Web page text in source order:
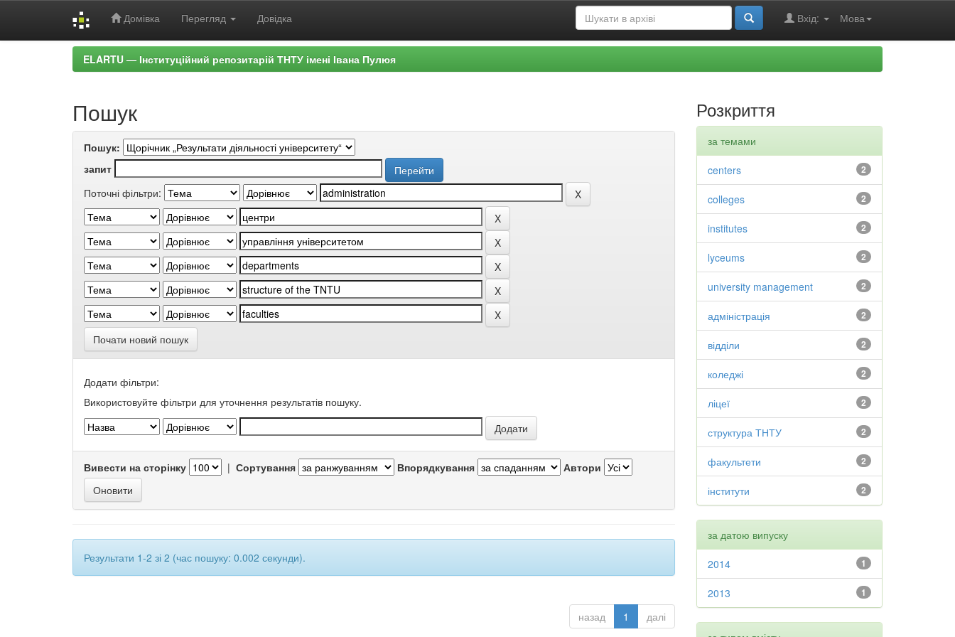
Домівка Перегляд Довідка Мова
Вхід:
ELARTU — Інституційний репозитарій ТНТУ імені Івана Пулюя
Пошук
Пошук:
запит
Поточні фільтри:
Почати новий пошук
Додати фільтри:
Використовуйте фільтри для уточнення результатів пошуку.
Вивести на сторінку | Сортування Впорядкування Автори
Результати 1-2 зі 2 (час пошуку: 0.002 секунди).
назад 1 далі
Розкриття
за темами
2
centers
2
colleges
2
institutes
2
lyceums
2
university management
2
адміністрація
2
відділи
2
коледжі
2
ліцеї
2
структура ТНТУ
2
факультети
2
інститути
за датою випуску
1
2014
1
2013